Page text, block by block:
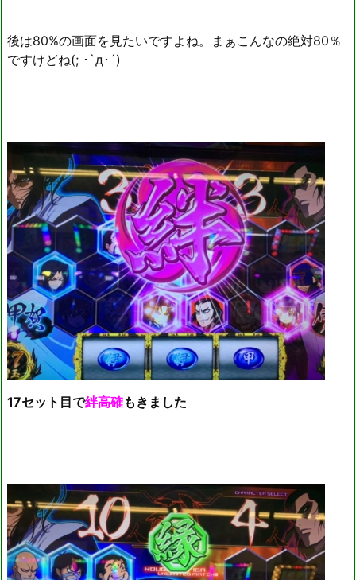
後は80%の画面を見たいですよね。まぁこんなの絶対80％
ですけどね(; ･`д･´)
17セット目で絆高確もきました